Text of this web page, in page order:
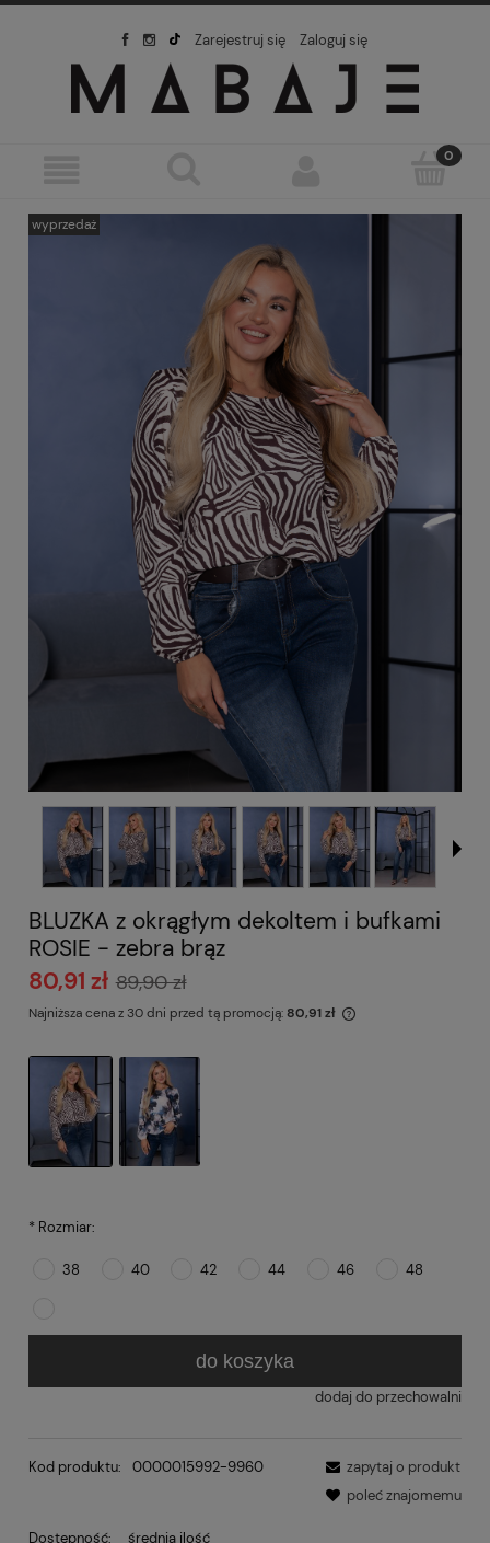
Zarejestruj się Zaloguj się
wyprzedaż
BLUZKA z okrągłym dekoltem i bufkami
ROSIE - zebra brąz
80,91 zł 89,90 zł
Najniższa cena z 30 dni przed tą promocją:80,91 zł
* Rozmiar:
38 40 42 44 46 48
do koszyka
dodaj do przechowalni
Kod produktu: 0000015992-9960
zapytaj o produkt
poleć znajomemu
Dostępność:
średnia ilość